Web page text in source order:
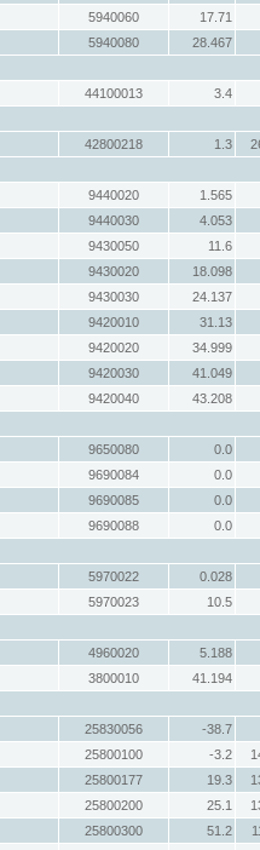
5940060
17.71
5940080
28.467
44100013
3.4
42800218 1.3
9440020
1.565
9440030
4.053
9430050
11.6
9430020
18.098
9430030
24.137
9420010
31.13
9420020
34.999
9420030
41.049
9420040
43.208
9650080
0.0
9690084
0.0
9690085
0.0
9690088
0.0
5970022
0.028
5970023
10.5
4960020
5.188
3800010
41.194
25830056
-38.7
25800100 -3.2
25800177 19.3
25800200 25.1
25800300 51.2